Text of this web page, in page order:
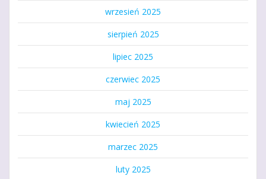
wrzesień 2025
sierpień 2025
lipiec 2025
czerwiec 2025
maj 2025
kwiecień 2025
marzec 2025
luty 2025